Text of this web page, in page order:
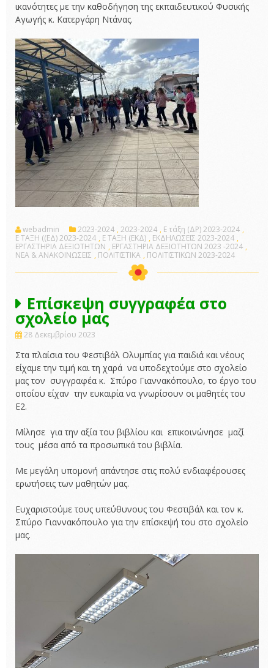
ικανότητες με την καθοδήγηση της εκπαιδευτικού Φυσικής
Αγωγής κ. Κατεργάρη Ντάνας.
webadmin 2023-2024 , 2023-2024 , E τάξη (ΔΡ) 2023-2024 ,
Ε ΤΑΞΗ ((ΕΔ) 2023-2024 , Ε ΤΑΞΗ (ΕΚΔ) , ΕΚΔΗΛΩΣΕΙΣ 2023-2024 ,
ΕΡΓΑΣΤΗΡΙΑ ΔΕΞΙΟΤΗΤΩΝ , ΕΡΓΑΣΤΗΡΙΑ ΔΕΞΙΟΤΗΤΩΝ 2023 -2024 ,
ΝΕΑ & ΑΝΑΚΟΙΝΩΣΕΙΣ , ΠΟΛΙΤΙΣΤΙΚΑ , ΠΟΛΙΤΙΣΤΙΚΩΝ 2023-2024
Επίσκεψη συγγραφέα στο
σχολείο μας
28 Δεκεμβρίου 2023
Στα πλαίσια του Φεστιβάλ Ολυμπίας για παιδιά και νέους
είχαμε την τιμή και τη χαρά να υποδεχτούμε στο σχολείο
μας τον συγγραφέα κ. Σπύρο Γιαννακόπουλο, το έργο του
οποίου είχαν την ευκαιρία να γνωρίσουν οι μαθητές του
Ε2.
Μίλησε για την αξία του βιβλίου και επικοινώνησε μαζί
τους μέσα από τα προσωπικά του βιβλία.
Με μεγάλη υπομονή απάντησε στις πολύ ενδιαφέρουσες
ερωτήσεις των μαθητών μας.
Ευχαριστούμε τους υπεύθυνους του Φεστιβάλ και τον κ.
Σπύρο Γιαννακόπουλο για την επίσκεψή του στο σχολείο
μας.